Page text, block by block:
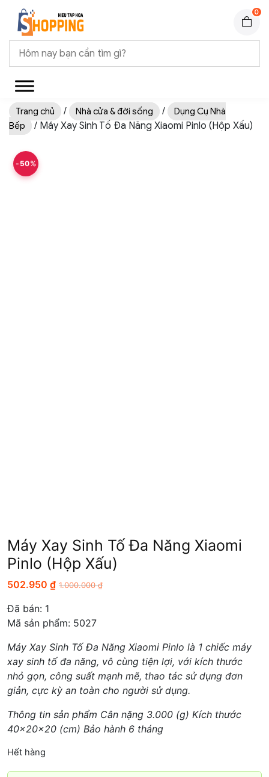
0
Trang chủ / Nhà cửa & đời sống /
Dụng Cụ Nhà
Bếp
/ Máy Xay Sinh Tố Đa Năng Xiaomi Pinlo (Hộp Xấu)
-50%
Máy Xay Sinh Tố Đa Năng Xiaomi
Pinlo (Hộp Xấu)
502.950 ₫ 1.000.000₫
Đã bán: 1
Mã sản phẩm: 5027
Máy Xay Sinh Tố Đa Năng Xiaomi Pinlo là 1 chiếc máy
xay sinh tố đa năng, vô cùng tiện lợi, với kích thước
nhỏ gọn, công suất mạnh mẽ, thao tác sử dụng đơn
giản, cực kỳ an toàn cho người sử dụng.
Thông tin sản phẩm Cân nặng 3.000 (g) Kích thước
40x20x20 (cm) Bảo hành 6 tháng
Hết hàng